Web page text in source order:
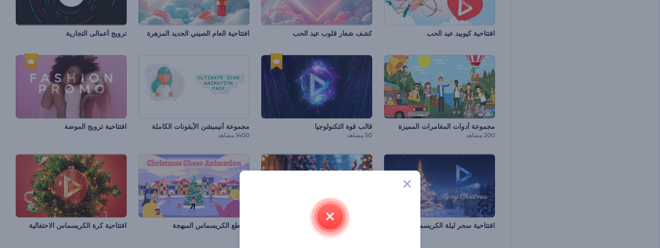
افتتاحية كيوبيد عيد الحب كشف شعار قلوب عيد الحب افتتاحية العام الصيني الجديد المزهرة ترويج أعمالى التجارية
مجموعة أدوات المغامرات المميزة
200 مشاهد
قالب قوة التكنولوجيا
50 مشاهد
مجموعة أنيميشن الأيقونات الكاملة
1400 مشاهد
افتتاحية ترويج الموضة
افتتاحية سحر ليلة الكريسماس تهاني الكريسماس المبهجة ثلاثية الأبعاد مقاطع الكريسماس المبهجة افتتاحية كرة الكريسماس الاحتفالية